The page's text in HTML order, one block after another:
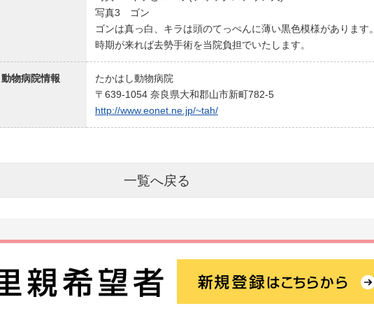
写真3 ゴン
ゴンは真っ白、キラは頭のてっぺんに薄い黒色模様があります。
時期が来れば去勢手術を当院負担でいたします。
動物病院情報
たかはし動物病院
〒639-1054 奈良県大和郡山市新町782-5
http://www.eonet.ne.jp/~tah/
一覧へ戻る